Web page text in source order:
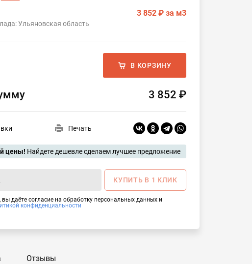
3 852 ₽ за м3
Ульяновская область
В КОРЗИНУ
3 852 ₽
Печать
цены! Найдете дешевле сделаем лучшее предложение
КУПИТЬ В 1 КЛИК
даёте согласие на обработку персональных данных и
конфиденциальности
Отзывы